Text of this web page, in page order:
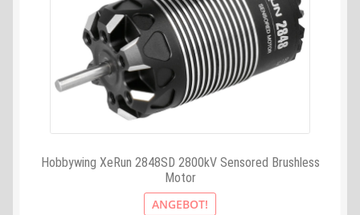
Hobbywing XeRun 2848SD 2800kV Sensored Brushless
Motor
ANGEBOT!